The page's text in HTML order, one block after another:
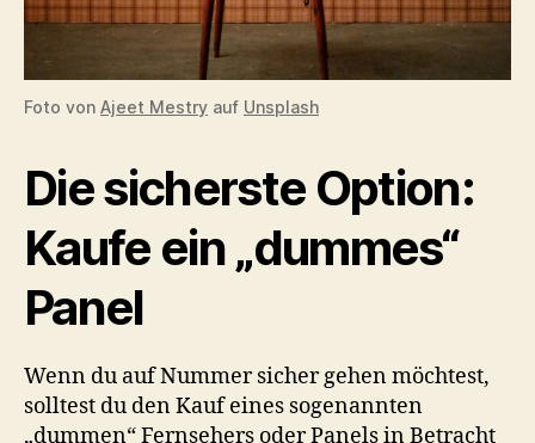
Foto von Ajeet Mestry auf Unsplash
Die sicherste Option:
Kaufe ein „dummes“
Panel
Wenn du auf Nummer sicher gehen möchtest,
solltest du den Kauf eines sogenannten
„dummen“ Fernsehers oder Panels in Betracht